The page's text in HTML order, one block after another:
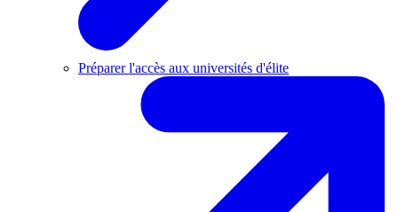
Préparer l'accès aux universités d'élite